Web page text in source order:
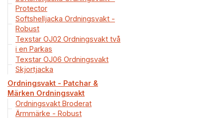
Protector
Softshelljacka Ordningsvakt -
Robust
Texstar OJ02 Ordningsvakt två
i en Parkas
Texstar OJ06 Ordningsvakt
Skjortjacka
Ordningsvakt - Patchar &
Märken Ordningsvakt
Ordningsvakt Broderat
Ärmmärke - Robust